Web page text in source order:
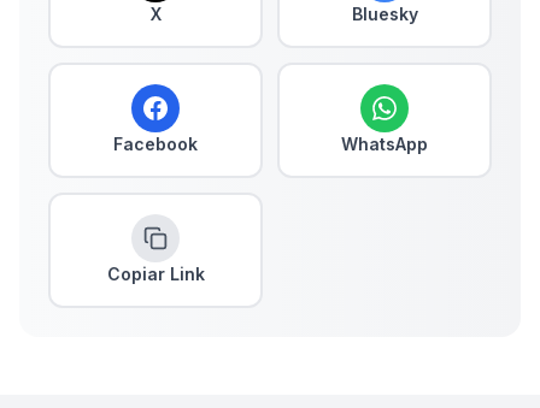
X Bluesky
Facebook WhatsApp
Copiar Link